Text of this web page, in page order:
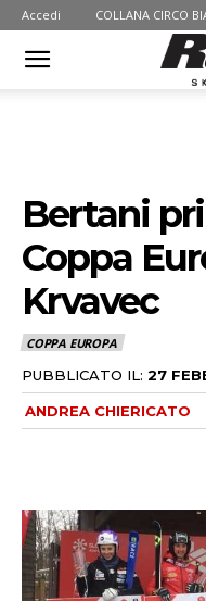
Accedi COLLANA CIRCO
Bertani
Coppa
Krvavec
COPPA EUROPA
PUBBLICATO IL: 27
ANDREA CHIERICATO